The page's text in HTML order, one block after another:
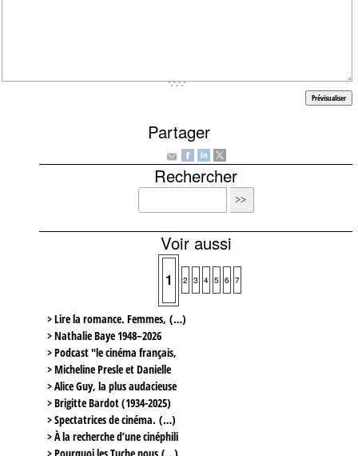
Partager
Rechercher
Voir aussi
1 2 3 4 5 6 7
> Lire la romance. Femmes, (…)
> Nathalie Baye 1948–2026
> Podcast "le cinéma français,
> Micheline Presle et Danielle
> Alice Guy, la plus audacieuse
> Brigitte Bardot (1934-2025)
> Spectatrices de cinéma. (…)
> À la recherche d’une cinéphili